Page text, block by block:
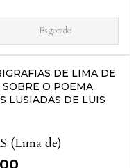
Esgotado
DE LIMA DE
SOBRE O POEMA
LUSIADAS DE LUIS
(Lima de)